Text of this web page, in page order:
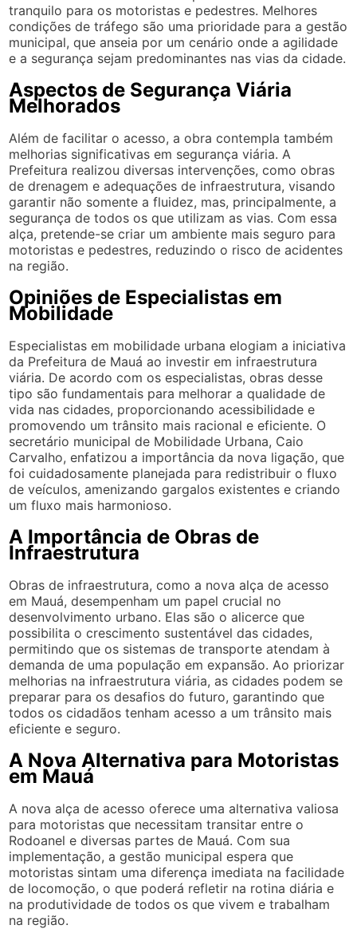
tranquilo para os motoristas e pedestres. Melhores
condições de tráfego são uma prioridade para a gestão
municipal, que anseia por um cenário onde a agilidade
e a segurança sejam predominantes nas vias da cidade.
Aspectos de Segurança Viária
Melhorados
Além de facilitar o acesso, a obra contempla também
melhorias significativas em segurança viária. A
Prefeitura realizou diversas intervenções, como obras
de drenagem e adequações de infraestrutura, visando
garantir não somente a fluidez, mas, principalmente, a
segurança de todos os que utilizam as vias. Com essa
alça, pretende-se criar um ambiente mais seguro para
motoristas e pedestres, reduzindo o risco de acidentes
na região.
Opiniões de Especialistas em
Mobilidade
Especialistas em mobilidade urbana elogiam a iniciativa
da Prefeitura de Mauá ao investir em infraestrutura
viária. De acordo com os especialistas, obras desse
tipo são fundamentais para melhorar a qualidade de
vida nas cidades, proporcionando acessibilidade e
promovendo um trânsito mais racional e eficiente. O
secretário municipal de Mobilidade Urbana, Caio
Carvalho, enfatizou a importância da nova ligação, que
foi cuidadosamente planejada para redistribuir o fluxo
de veículos, amenizando gargalos existentes e criando
um fluxo mais harmonioso.
A Importância de Obras de
Infraestrutura
Obras de infraestrutura, como a nova alça de acesso
em Mauá, desempenham um papel crucial no
desenvolvimento urbano. Elas são o alicerce que
possibilita o crescimento sustentável das cidades,
permitindo que os sistemas de transporte atendam à
demanda de uma população em expansão. Ao priorizar
melhorias na infraestrutura viária, as cidades podem se
preparar para os desafios do futuro, garantindo que
todos os cidadãos tenham acesso a um trânsito mais
eficiente e seguro.
A Nova Alternativa para Motoristas
em Mauá
A nova alça de acesso oferece uma alternativa valiosa
para motoristas que necessitam transitar entre o
Rodoanel e diversas partes de Mauá. Com sua
implementação, a gestão municipal espera que
motoristas sintam uma diferença imediata na facilidade
de locomoção, o que poderá refletir na rotina diária e
na produtividade de todos os que vivem e trabalham
na região.